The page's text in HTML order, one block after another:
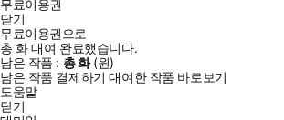
무료이용권
닫기
무료이용권으로
총 화대여 완료했습니다.
남은 작품 : 총화(원)
남은 작품 결제하기 대여한 작품 바로보기
도움말
닫기